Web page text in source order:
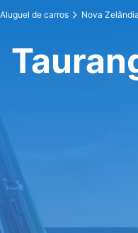
Aluguel de carros Nova Zelândia